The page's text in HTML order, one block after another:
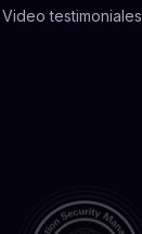
Video testimoniales